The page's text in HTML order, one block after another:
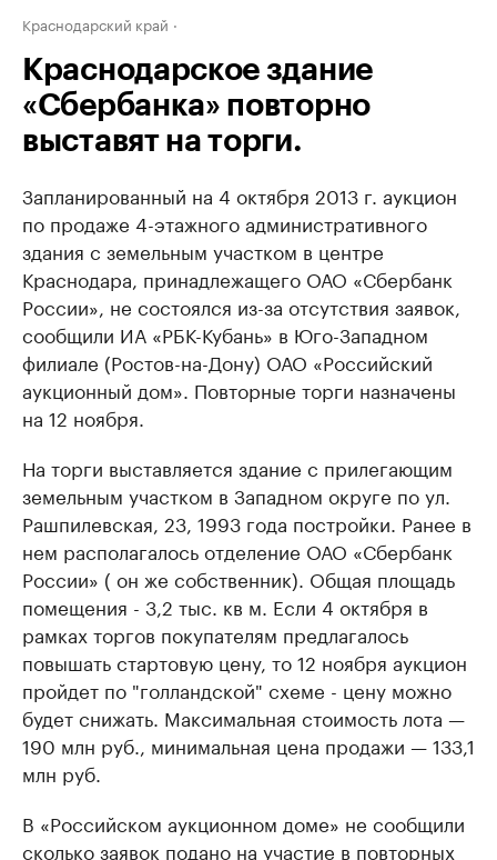
Краснодарский край
Краснодарское здание
«Сбербанка» повторно
выставят на торги.
Запланированный на 4 октября 2013 г. аукцион
по продаже 4-этажного административного
здания с земельным участком в центре
Краснодара, принадлежащего ОАО «Сбербанк
России», не состоялся из-за отсутствия заявок,
сообщили ИА «РБК-Кубань» в Юго-Западном
филиале (Ростов-на-Дону) ОАО «Российский
аукционный дом». Повторные торги назначены
на 12 ноября.
На торги выставляется здание с прилегающим
земельным участком в Западном округе по ул.
Рашпилевская, 23, 1993 года постройки. Ранее в
нем располагалось отделение ОАО «Сбербанк
России» ( он же собственник). Общая площадь
помещения - 3,2 тыс. кв м. Если 4 октября в
рамках торгов покупателям предлагалось
повышать стартовую цену, то 12 ноября аукцион
пройдет по "голландской" схеме - цену можно
будет снижать. Максимальная стоимость лота —
190 млн руб., минимальная цена продажи — 133,1
млн руб.
В «Российском аукционном доме» не сообщили
сколько заявок подано на участие в повторных